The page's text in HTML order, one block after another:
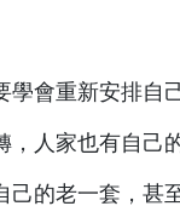
會重新安排自
人家也有自己
的老一套，甚